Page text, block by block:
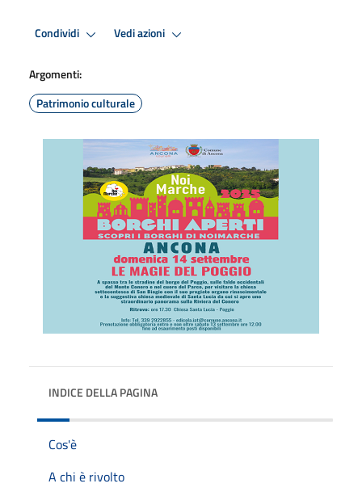
Condividi Vedi azioni
Argomenti:
Patrimonio culturale
INDICE DELLA PAGINA
Cos'è
A chi è rivolto